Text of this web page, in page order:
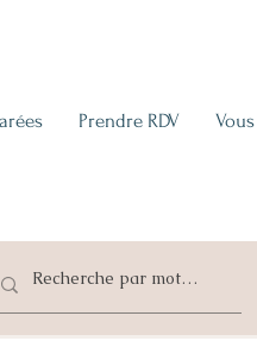
Prendre RDV